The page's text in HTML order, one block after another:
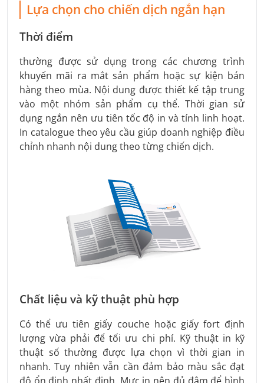
Lựa chọn cho chiến dịch ngắn hạn
Thời điểm
thường được sử dụng trong các chương trình
khuyến mãi ra mắt sản phẩm hoặc sự kiện bán
hàng theo mùa. Nội dung được thiết kế tập trung
vào một nhóm sản phẩm cụ thể. Thời gian sử
dụng ngắn nên ưu tiên tốc độ in và tính linh hoạt.
In catalogue theo yêu cầu giúp doanh nghiệp điều
chỉnh nhanh nội dung theo từng chiến dịch.
Chất liệu và kỹ thuật phù hợp
Có thể ưu tiên giấy couche hoặc giấy fort định
lượng vừa phải để tối ưu chi phí. Kỹ thuật in kỹ
thuật số thường được lựa chọn vì thời gian in
nhanh. Tuy nhiên vẫn cần đảm bảo màu sắc đạt